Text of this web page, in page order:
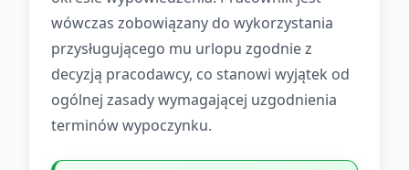
wówczas zobowiązany do wykorzystania
przysługującego mu urlopu zgodnie z
decyzją pracodawcy, co stanowi wyjątek od
ogólnej zasady wymagającej uzgodnienia
terminów wypoczynku.